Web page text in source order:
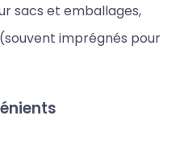
sacs et emballages,
imprégnés pour